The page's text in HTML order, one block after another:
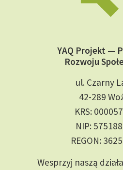
YAQ Projekt —
Rozwoju
ul. Czarny
42-289
KRS:
NIP:
REGON:
Wesprzyj naszą